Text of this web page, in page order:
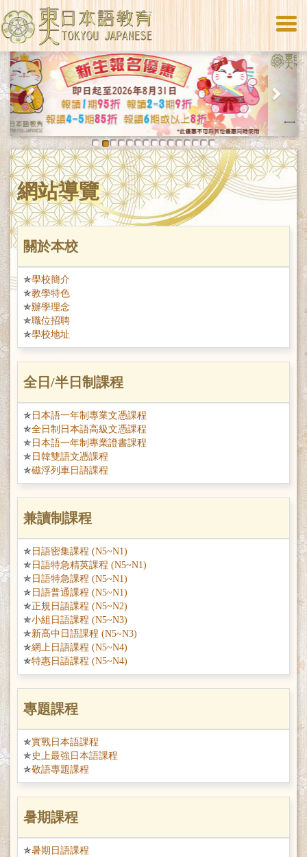
Previous Next
網站導覽
關於本校
學校簡介
教學特色
辦學理念
職位招聘
學校地址
全日/半日制課程
日本語一年制專業文憑課程
全日制日本語高級文憑課程
日本語一年制專業證書課程
日韓雙語文憑課程
磁浮列車日語課程
兼讀制課程
日語密集課程 (N5~N1)
日語特急精英課程 (N5~N1)
日語特急課程 (N5~N1)
日語普通課程 (N5~N1)
正規日語課程 (N5~N2)
小組日語課程 (N5~N3)
新高中日語課程 (N5~N3)
網上日語課程 (N5~N4)
特惠日語課程 (N5~N4)
專題課程
實戰日本語課程
史上最強日本語課程
敬語專題課程
暑期課程
暑期日語課程